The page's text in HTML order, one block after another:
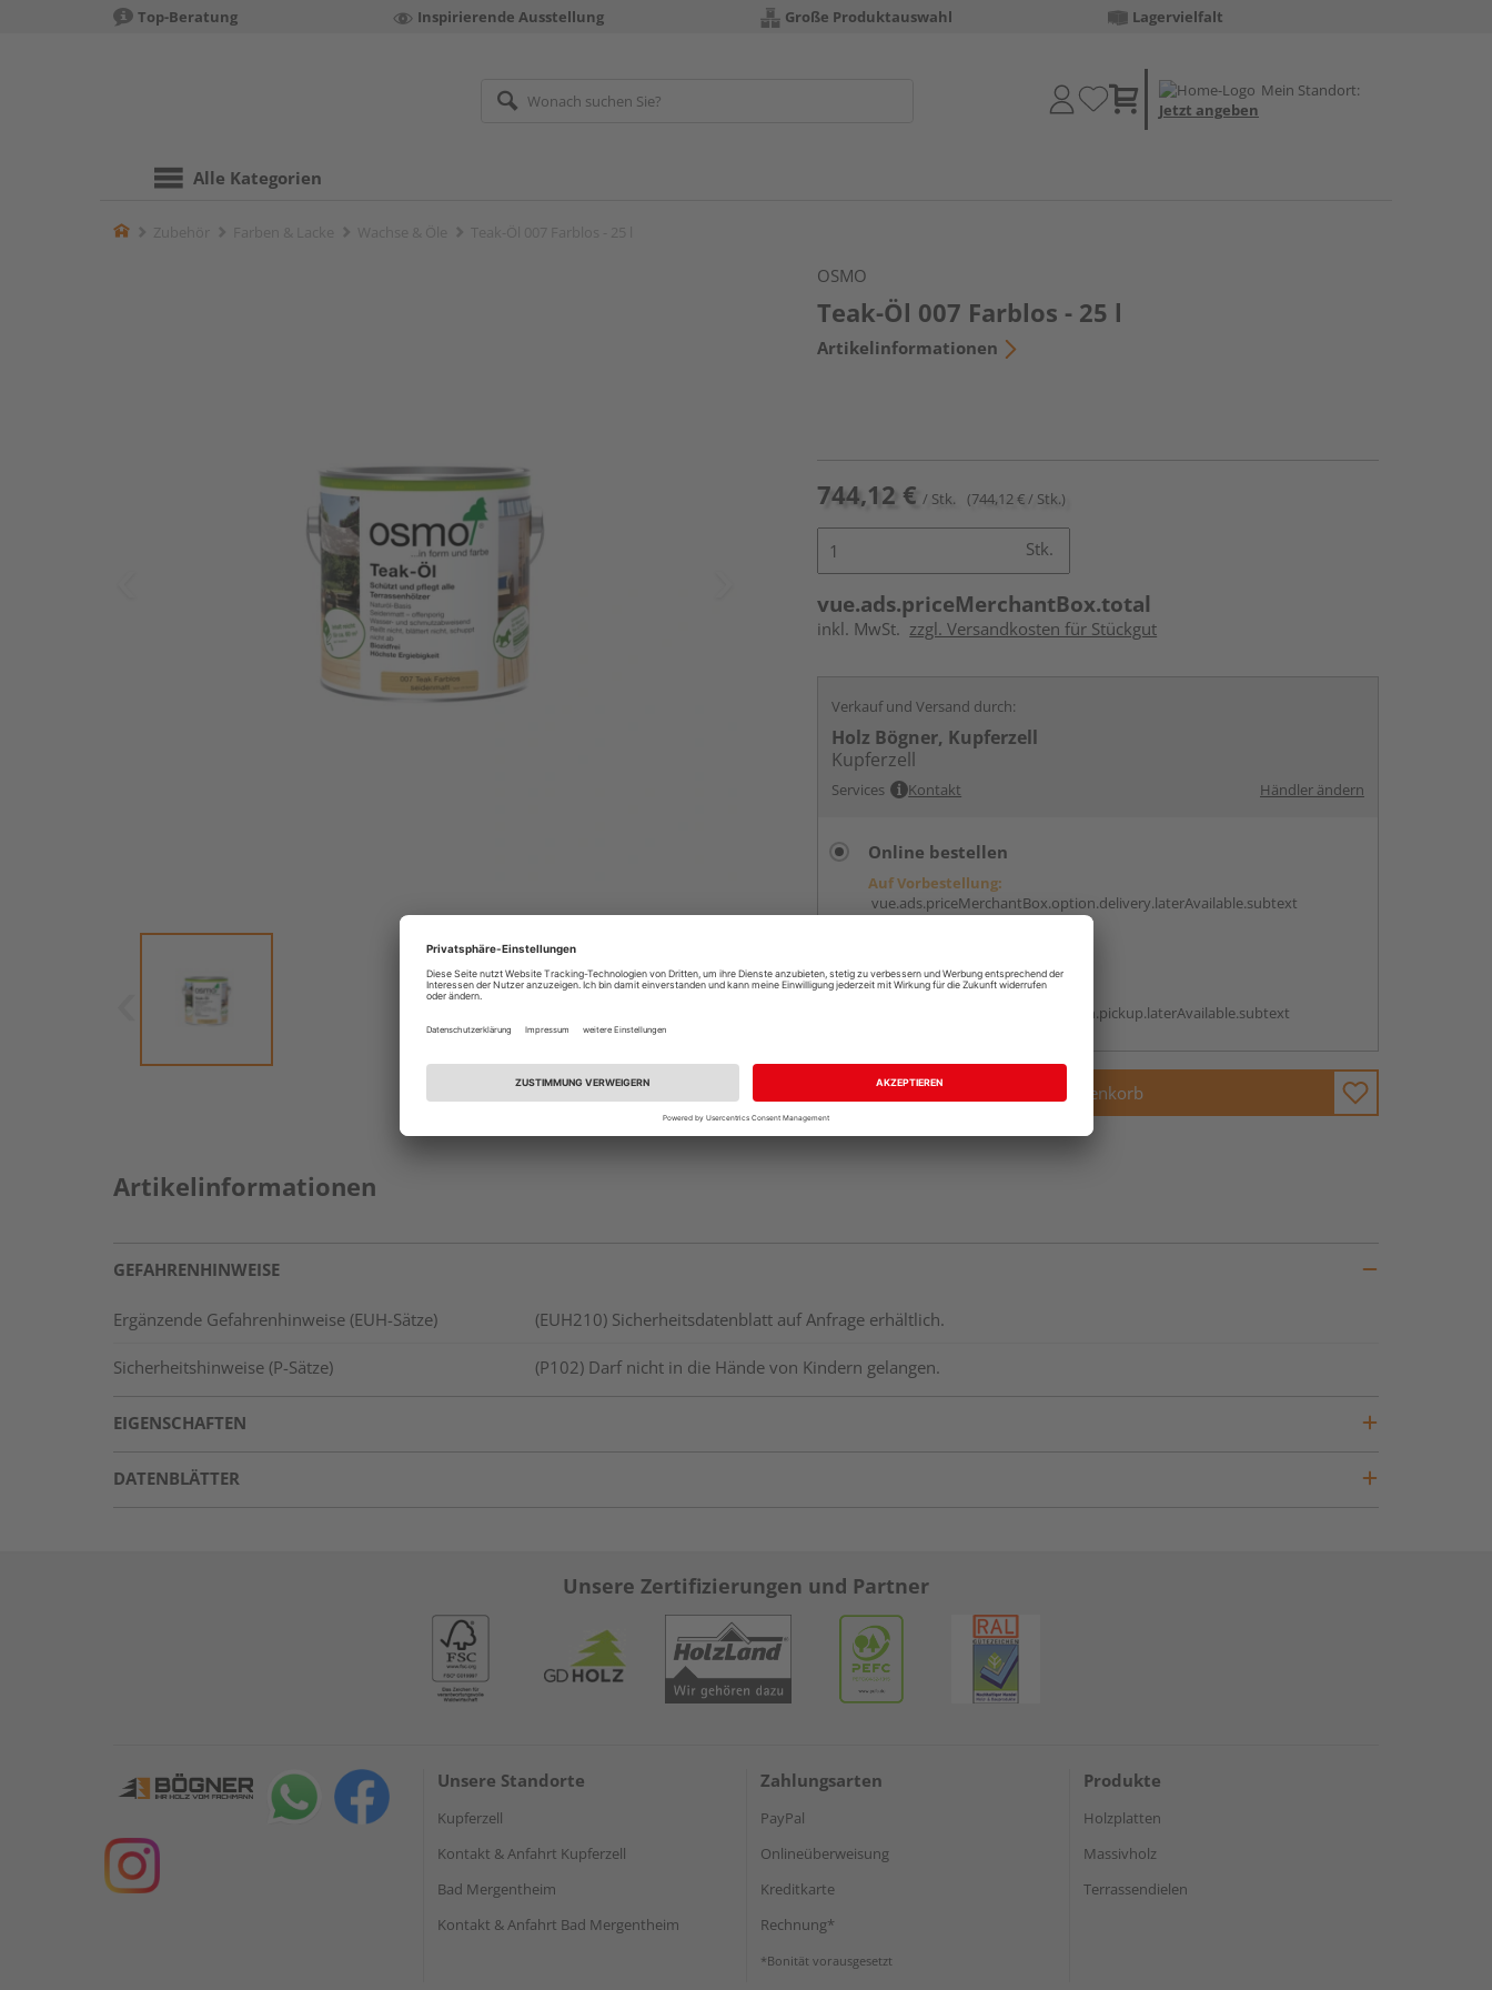
Top-Beratung Inspirierende Ausstellung Große Produktauswahl Lagervielfalt
Mein Standort:
Jetzt angeben
Alle Kategorien
Home
OSMO
Teak-Öl 007 Farblos - 25 l
Artikelinformationen
744,12 € / Stk. (744,12 € / Stk.)
Stk.
vue.ads.priceMerchantBox.total
inkl. MwSt. zzgl. Versandkosten für Stückgut
Verkauf und Versand durch:
Holz Bögner, Kupferzell
Kupferzell
Services Kontakt Händler ändern
Online bestellen
Auf Vorbestellung:
vue.ads.priceMerchantBox.option.delivery.laterAvailable.subtext
Auf Vorbestellung:
vue.ads.priceMerchantBox.option.pickup.laterAvailable.subtext
In den Warenkorb
Artikelinformationen
GEFAHRENHINWEISE
Ergänzende Gefahrenhinweise (EUH-Sätze) (EUH210) Sicherheitsdatenblatt auf Anfrage erhältlich.
Sicherheitshinweise (P-Sätze) (P102) Darf nicht in die Hände von Kindern gelangen.
EIGENSCHAFTEN
DATENBLÄTTER
Unsere Zertifizierungen und Partner
Unsere Standorte
Kupferzell
Kontakt & Anfahrt Kupferzell
Bad Mergentheim
Kontakt & Anfahrt Bad Mergentheim
Zahlungsarten
PayPal
Onlineüberweisung
Kreditkarte
Rechnung*
*Bonität vorausgesetzt
Produkte
Holzplatten
Massivholz
Terrassendielen